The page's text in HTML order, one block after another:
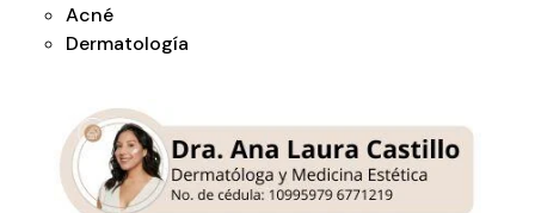
Acné
Dermatología